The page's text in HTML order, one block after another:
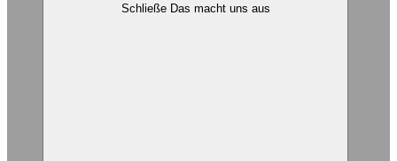
Schließe Das macht uns aus